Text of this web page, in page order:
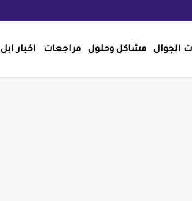
الجوال مشاكل وحلول مراجعات اخبار ابل